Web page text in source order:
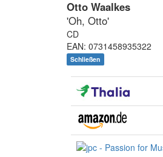
Otto Waalkes
'Oh, Otto'
CD
EAN: 0731458935322
Schließen